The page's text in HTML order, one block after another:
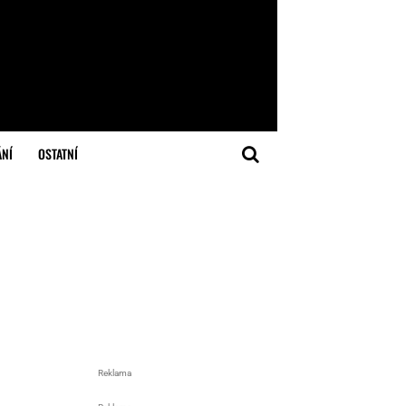
OSTATNÍ
Reklama